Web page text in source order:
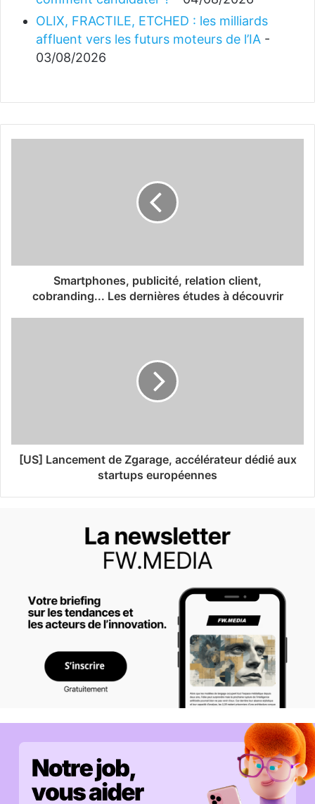
OLIX, FRACTILE, ETCHED : les milliards
affluent vers les futurs moteurs de l’IA -
03/08/2026
Smartphones, publicité, relation client,
cobranding... Les dernières études à découvrir
[US] Lancement de Zgarage, accélérateur dédié aux
startups européennes